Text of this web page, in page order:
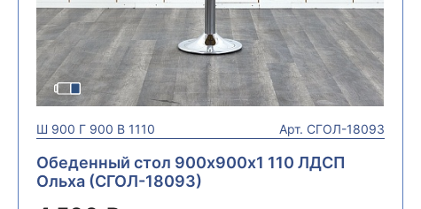
Ш 900 Г 900 В 1110 Арт. СГОЛ-18093
Обеденный стол 900х900х1 110 ЛДСП
Ольха (СГОЛ-18093)